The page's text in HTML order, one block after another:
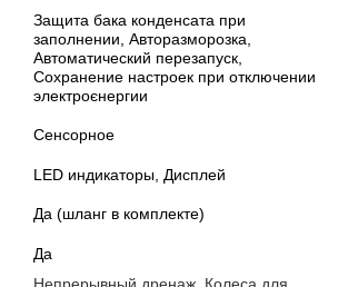
Защита бака конденсата при
заполнении, Авторазморозка,
Автоматический перезапуск,
Сохранение настроек при отключении
электроєнергии
Сенсорное
LED индикаторы, Дисплей
Да (шланг в комплекте)
Да
Непрерывный дренаж Колеса для